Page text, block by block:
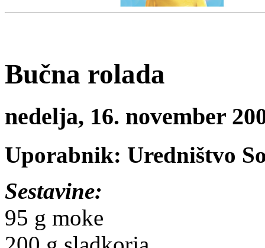
Bučna rolada
nedelja, 16. november
Uporabnik: Uredništvo
Sestavine:
95 g moke